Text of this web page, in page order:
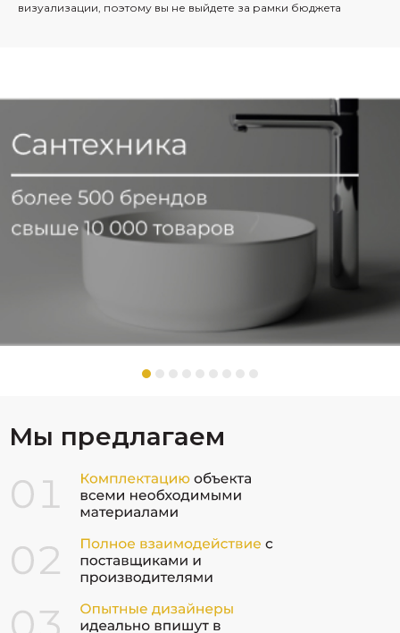
визуализации, поэтому вы не выйдете за рамки бюджета
Мы предлагаем